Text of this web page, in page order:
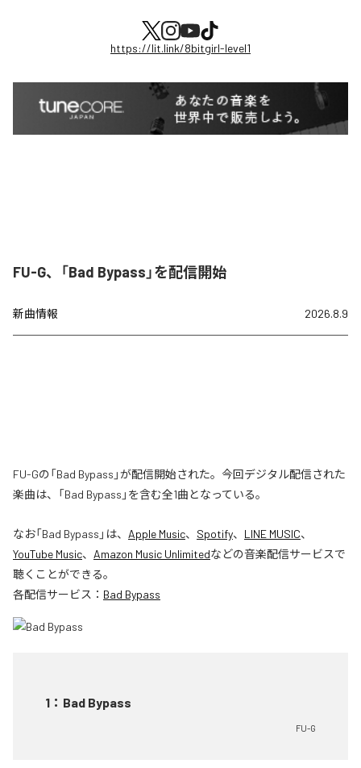
https://lit.link/8bitgirl-level1
FU-G、「Bad Bypass」を配信開始
新曲情報 2026.8.9
FU-Gの「Bad Bypass」が配信開始された。今回デジタル配信された
楽曲は、「Bad Bypass」を含む全1曲となっている。
なお「Bad Bypass 」は、 Apple Music、 Spotify、 LINE MUSIC、
YouTube Music、 Amazon Music Unlimitedなどの音楽配信サービスで
聴くことができる。
各配信サービス： Bad Bypass
1 ： Bad Bypass
FU-G